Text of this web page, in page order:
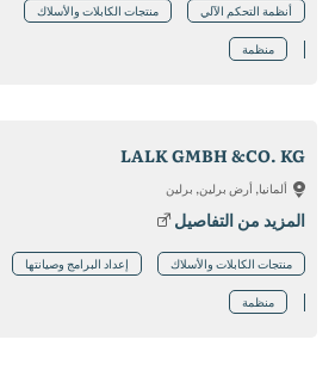
أنظمة التحكم الآلي منتجات الكابلات والأسلاك
منظمة
LALK GMBH &CO. KG
ألمانيا, أرض برلين, برلين
المزيد من التفاصيل
منتجات الكابلات والأسلاك إعداد البرامج وصيانتها
منظمة